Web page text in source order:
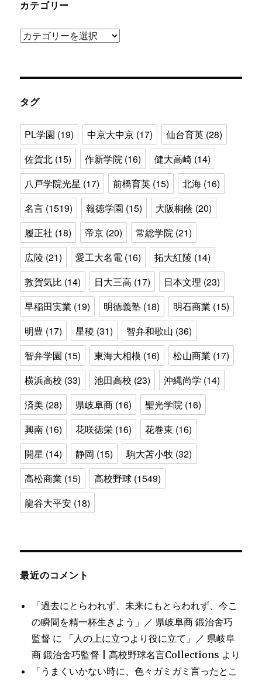
カテゴリー
カ
ー
タグ
PL学園 (19) 中京大中京 (17) 仙台育英 (28)
佐賀北 (15) 作新学院 (16) 健大高崎 (14)
八戸学院光星 (17) 前橋育英 (15) 北海 (16)
名言 (1519) 報徳学園 (15) 大阪桐蔭 (20)
履正社 (18) 帝京 (20) 常総学院 (21)
広陵 (21) 愛工大名電 (16) 拓大紅陵 (14)
敦賀気比 (14) 日大三高 (17) 日本文理 (23)
早稲田実業 (19) 明徳義塾 (18) 明石商業 (15)
明豊 (17) 星稜 (31) 智弁和歌山 (36)
智弁学園 (15) 東海大相模 (16) 松山商業 (17)
横浜高校 (33) 池田高校 (23) 沖縄尚学 (14)
済美 (28) 県岐阜商 (16) 聖光学院 (16)
興南 (16) 花咲徳栄 (16) 花巻東 (16)
開星 (14) 静岡 (15) 駒大苫小牧 (32)
高松商業 (15) 高校野球 (1549)
龍谷大平安 (18)
最近のコメント
「過去にとらわれず、未来にもとらわれず、今こ
の瞬間を精一杯生きよう」／ 県岐阜商 鍛治舍巧
監督 に
「人の上に立つより役に立て」／ 県岐阜
商 鍛治舍巧監督 | 高校野球名言Collections より
「うまくいかない時に、色々ガミガミ言ったとこ